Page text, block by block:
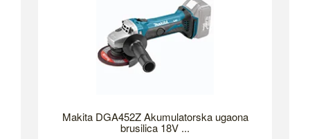
Makita DGA452Z Akumulatorska ugaona
brusilica 18V ...